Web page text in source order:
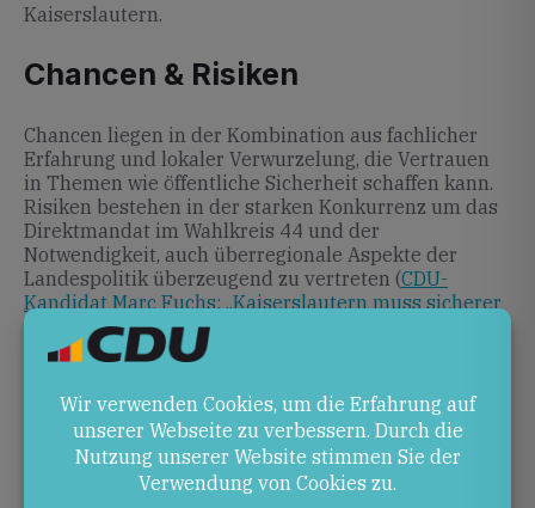
Kaiserslautern.
Chancen & Risiken
Chancen liegen in der Kombination aus fachlicher
Erfahrung und lokaler Verwurzelung, die Vertrauen
in Themen wie öffentliche Sicherheit schaffen kann.
Risiken bestehen in der starken Konkurrenz um das
Direktmandat im Wahlkreis 44 und der
Notwendigkeit, auch überregionale Aspekte der
Landespolitik überzeugend zu vertreten (CDU-
Kandidat Marc Fuchs: „Kaiserslautern muss sicherer
werden“).
Ausblick
In den kommenden Monaten wird Marc Fuchs seinen
Wahlkampf in Kaiserslautern und darüber hinaus
intensiv fortsetzen. Bürgerinnen und Bürger können